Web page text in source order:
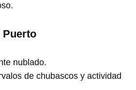
Puerto
nublado.
de chubascos y actividad